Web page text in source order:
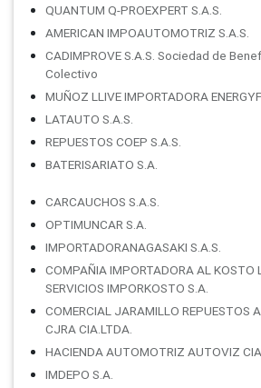
QUANTUM Q-PROEXPERT S.A.S.
AMERICAN IMPOAUTOMOTRIZ S.A.S.
CADIMPROVE S.A.S. Sociedad de
Colectivo
MUÑOZ LLIVE IMPORTADORA
LATAUTO S.A.S.
REPUESTOS COEP S.A.S.
BATERISARIATO S.A.
CARCAUCHOS S.A.S.
OPTIMUNCAR S.A.
IMPORTADORANAGASAKI S.A.S.
COMPAÑIA IMPORTADORA AL KOSTO
SERVICIOS IMPORKOSTO S.A.
COMERCIAL JARAMILLO REPUESTOS
CJRA CIA.LTDA.
HACIENDA AUTOMOTRIZ AUTOVIZ
IMDEPO S.A.